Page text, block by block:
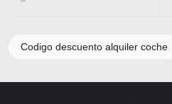
Codigo descuento alquiler coche